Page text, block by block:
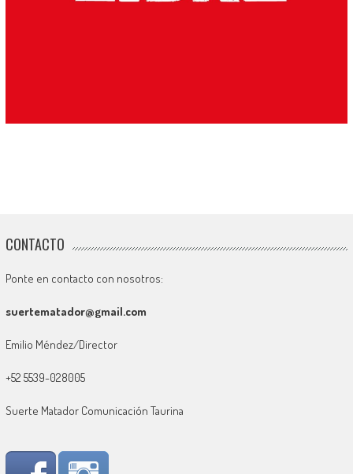
CONTACTO
Ponte en contacto con nosotros:
suertematador@gmail.com
Emilio Méndez/Director
+52 5539-028005
Suerte Matador Comunicación Taurina